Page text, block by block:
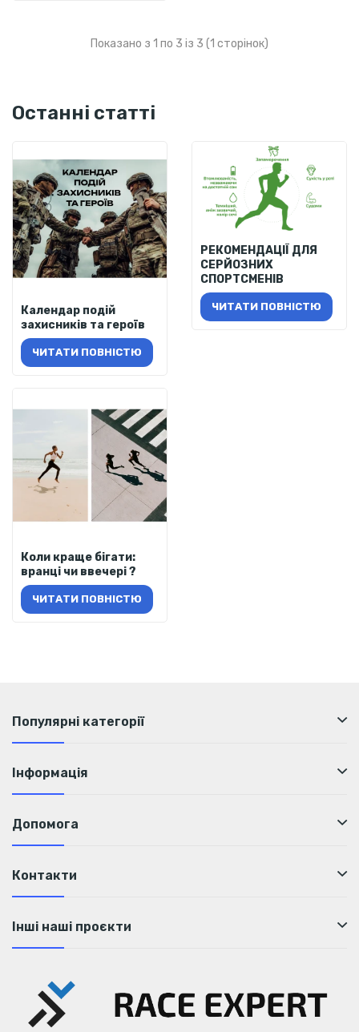
Показано з 1 по 3 із 3 (1 сторінок)
Останні статті
Календар подій
захисників та героїв
ЧИТАТИ ПОВНІСТЮ
РЕКОМЕНДАЦІЇ ДЛЯ
СЕРЙОЗНИХ
СПОРТСМЕНІВ
ЧИТАТИ ПОВНІСТЮ
Коли краще бігати:
вранці чи ввечері ?
ЧИТАТИ ПОВНІСТЮ
Популярні категорії
Інформація
Допомога
Контакти
Інші наші проєкти